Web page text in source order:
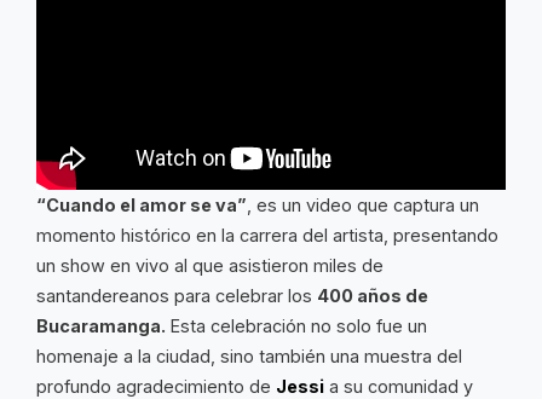
“Cuando el amor se va”, es un video que captura un
momento histórico en la carrera del artista, presentando
un show en vivo al que asistieron miles de
santandereanos para celebrar los 400 años de
Bucaramanga. Esta celebración no solo fue un
homenaje a la ciudad, sino también una muestra del
profundo agradecimiento de Jessi a su comunidad y